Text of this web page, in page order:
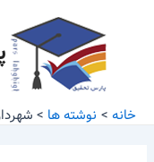
خانه نوشته ها